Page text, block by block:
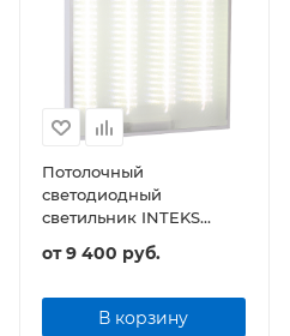
Потолочный
светодиодный
светильник INTEKS
OfficeA-50 595х595х40
47Вт 5640Лм с
питания
от9 400 руб.
В корзину